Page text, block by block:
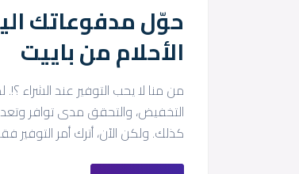
الأحلام من باييت
من منا لا يحب التوفير عند الشراء
التخفيض، والتحقق مدى توافر
كذلك. ولكن الآن، أترك أمر التوفير فقط جانبًا؛ لأنه يمكنك